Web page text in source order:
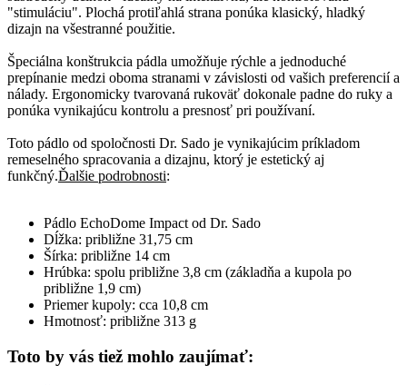
"stimuláciu". Plochá protiľahlá strana ponúka klasický, hladký
dizajn na všestranné použitie.
Špeciálna konštrukcia pádla umožňuje rýchle a jednoduché
prepínanie medzi oboma stranami v závislosti od vašich preferencií a
nálady. Ergonomicky tvarovaná rukoväť dokonale padne do ruky a
ponúka vynikajúcu kontrolu a presnosť pri používaní.
Toto pádlo od spoločnosti Dr. Sado je vynikajúcim príkladom
remeselného spracovania a dizajnu, ktorý je estetický aj
funkčný.Ďalšie podrobnosti:
Pádlo EchoDome Impact od Dr. Sado
Dĺžka: približne 31,75 cm
Šírka: približne 14 cm
Hrúbka: spolu približne 3,8 cm (základňa a kupola po
približne 1,9 cm)
Priemer kupoly: cca 10,8 cm
Hmotnosť: približne 313 g
Toto by vás tiež mohlo zaujímať: